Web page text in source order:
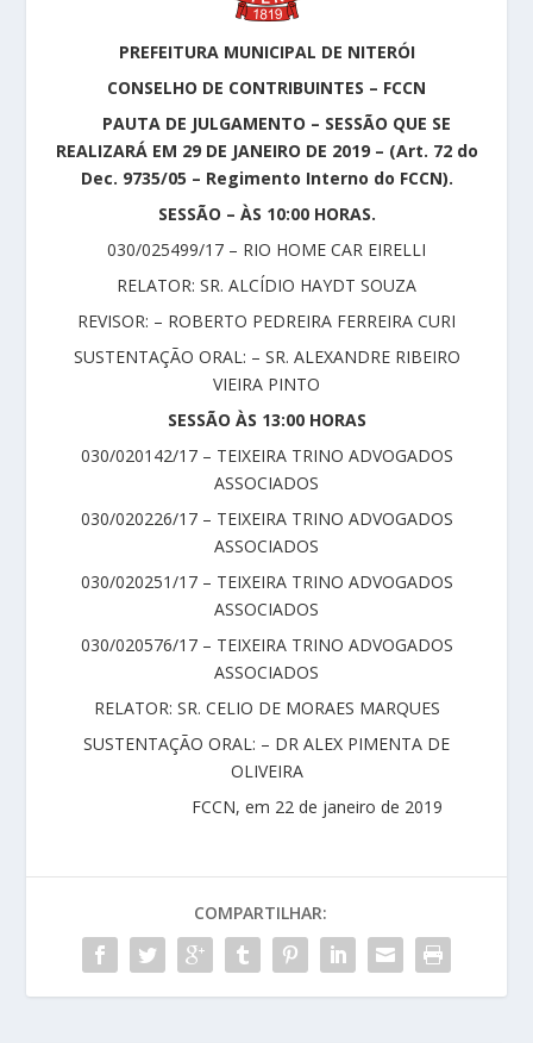
PREFEITURA MUNICIPAL DE NITERÓI
CONSELHO DE CONTRIBUINTES – FCCN
PAUTA DE JULGAMENTO – SESSÃO QUE SE
REALIZARÁ EM 29 DE JANEIRO DE 2019 – (Art. 72 do
Dec. 9735/05 – Regimento Interno do FCCN).
SESSÃO – ÀS 10:00 HORAS.
030/025499/17 – RIO HOME CAR EIRELLI
RELATOR: SR. ALCÍDIO HAYDT SOUZA
REVISOR: – ROBERTO PEDREIRA FERREIRA CURI
SUSTENTAÇÃO ORAL: – SR. ALEXANDRE RIBEIRO
VIEIRA PINTO
SESSÃO ÀS 13:00 HORAS
030/020142/17 – TEIXEIRA TRINO ADVOGADOS
ASSOCIADOS
030/020226/17 – TEIXEIRA TRINO ADVOGADOS
ASSOCIADOS
030/020251/17 – TEIXEIRA TRINO ADVOGADOS
ASSOCIADOS
030/020576/17 – TEIXEIRA TRINO ADVOGADOS
ASSOCIADOS
RELATOR: SR. CELIO DE MORAES MARQUES
SUSTENTAÇÃO ORAL: – DR ALEX PIMENTA DE
OLIVEIRA
FCCN, em 22 de janeiro de 2019
COMPARTILHAR: